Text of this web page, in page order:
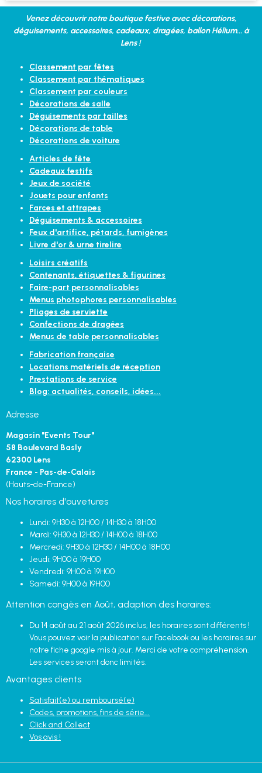
Venez découvrir notre boutique festive avec décorations,
déguisements, accessoires, cadeaux, dragées, ballon Hélium... à
Lens !
Classement par fêtes
Classement par thématiques
Classement par couleurs
Décorations de salle
Déguisements par tailles
Décorations de table
Décorations de voiture
Articles de fête
Cadeaux festifs
Jeux de société
Jouets pour enfants
Farces et attrapes
Déguisements & accessoires
Feux d'artifice, pétards, fumigènes
Livre d'or & urne tirelire
Loisirs créatifs
Contenants, étiquettes & figurines
Faire-part personnalisables
Menus photophores personnalisables
Pliages de serviette
Confections de dragées
Menus de table personnalisables
Fabrication française
Locations matériels de réception
Prestations de service
Blog: actualités, conseils, idées...
Adresse
Magasin "Events Tour"
58 Boulevard Basly
62300 Lens
France - Pas-de-Calais
(Hauts-de-France)
Nos horaires d'ouvetures
Lundi: 9H30 à 12H00 / 14H30 à 18H00
Mardi: 9H30 à 12H30 / 14H00 à 18H00
Mercredi: 9H30 à 12H30 / 14H00 à 18H00
Jeudi: 9H00 à 19H00
Vendredi: 9H00 à 19H00
Samedi: 9H00 à 19H00
Attention congès en Août, adaption des horaires:
Du 14 août au 21 août 2026 inclus, les horaires sont différents !
Vous pouvez voir la publication sur Facebook ou les horaires sur
notre fiche google mis à jour. Merci de votre compréhension.
Les services seront donc limités.
Avantages clients
Satisfait(e) ou remboursé(e)
Codes, promotions, fins de série...
Click and Collect
Vos avis !